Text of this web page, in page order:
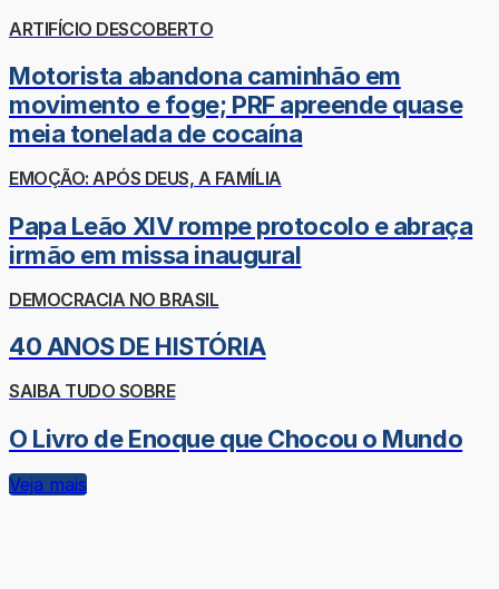
ARTIFÍCIO DESCOBERTO
Motorista abandona caminhão em
movimento e foge; PRF apreende quase
meia tonelada de cocaína
EMOÇÃO: APÓS DEUS, A FAMÍLIA
Papa Leão XIV rompe protocolo e abraça
irmão em missa inaugural
DEMOCRACIA NO BRASIL
40 ANOS DE HISTÓRIA
SAIBA TUDO SOBRE
O Livro de Enoque que Chocou o Mundo
Veja mais